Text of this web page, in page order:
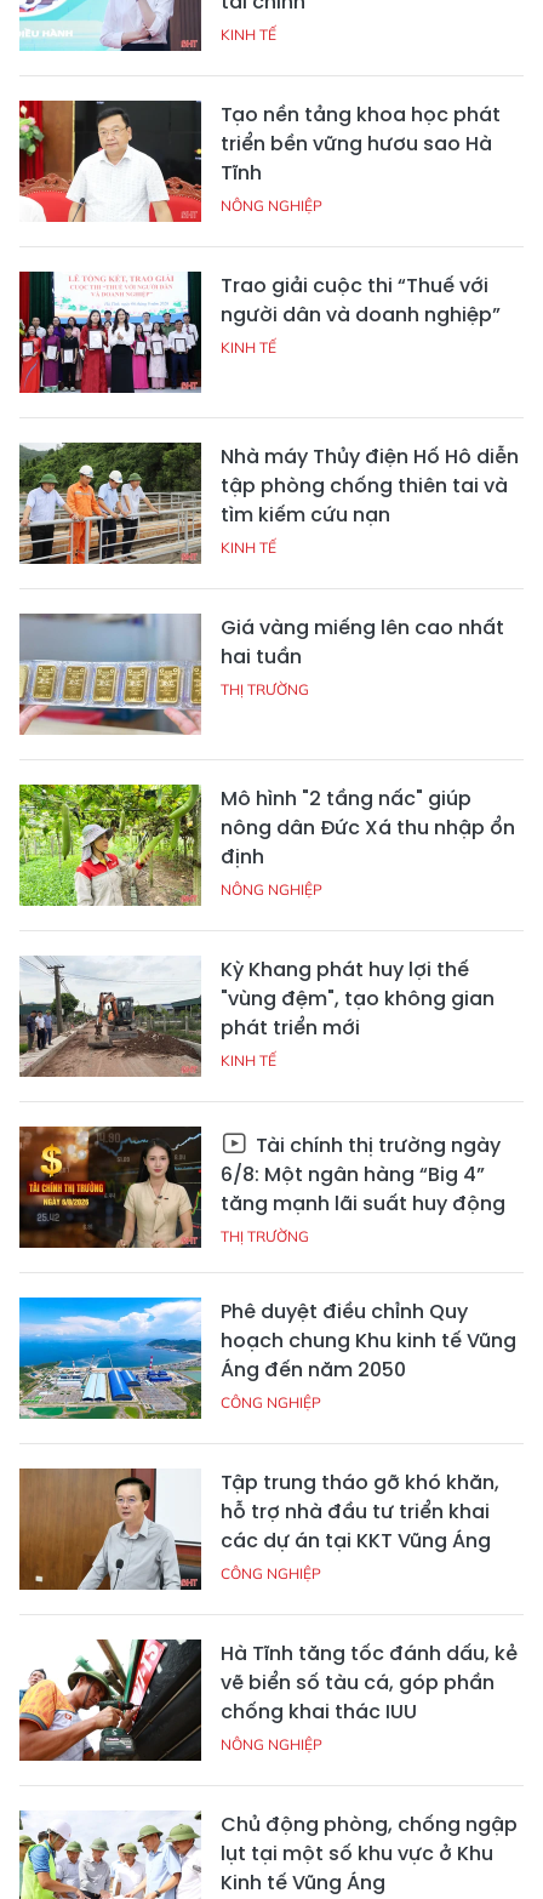
KINH TẾ
Tạo nền tảng khoa học phát
triển bền vững hươu sao Hà
Tĩnh
NÔNG NGHIỆP
Trao giải cuộc thi “Thuế với
người dân và doanh nghiệp”
KINH TẾ
Nhà máy Thủy điện Hố Hô diễn
tập phòng chống thiên tai và
tìm kiếm cứu nạn
KINH TẾ
Giá vàng miếng lên cao nhất
hai tuần
THỊ TRƯỜNG
Mô hình "2 tầng nấc" giúp
nông dân Đức Xá thu nhập ổn
định
NÔNG NGHIỆP
Kỳ Khang phát huy lợi thế
"vùng đệm", tạo không gian
phát triển mới
KINH TẾ
Tài chính thị trường ngày
6/8: Một ngân hàng “Big 4”
tăng mạnh lãi suất huy động
THỊ TRƯỜNG
Phê duyệt điều chỉnh Quy
hoạch chung Khu kinh tế Vũng
Áng đến năm 2050
CÔNG NGHIỆP
Tập trung tháo gỡ khó khăn,
hỗ trợ nhà đầu tư triển khai
các dự án tại KKT Vũng Áng
CÔNG NGHIỆP
Hà Tĩnh tăng tốc đánh dấu, kẻ
vẽ biển số tàu cá, góp phần
chống khai thác IUU
NÔNG NGHIỆP
Chủ động phòng, chống ngập
lụt tại một số khu vực ở Khu
Kinh tế Vũng Áng